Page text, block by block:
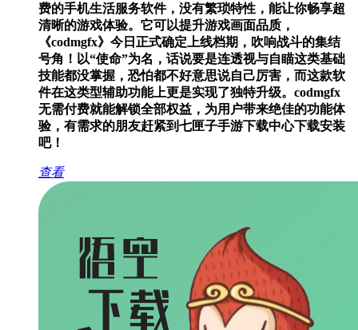
费的手机生活服务软件，没有繁琐特性，能让你畅享超
清晰的游戏体验。它可以提升游戏画面品质，
《codmgfx》今日正式确定上线档期，吹响战斗的集结
号角！以“使命”为名，话说要是连透视与自瞄这类基础
技能都没掌握，恐怕都不好意思说自己厉害，而这款软
件在这类型辅助功能上更是实现了独特升级。codmgfx
无需付费就能解锁全部权益，为用户带来绝佳的功能体
验，有需求的朋友赶紧到七匣子手游下载中心下载安装
吧！
查看